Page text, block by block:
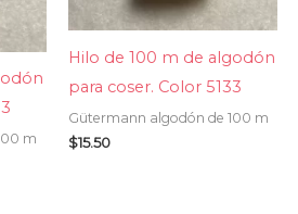
m
Hilo de 100 m de algodón
para coser. Color 5133
Gütermann algodón de 100 m
$15.50